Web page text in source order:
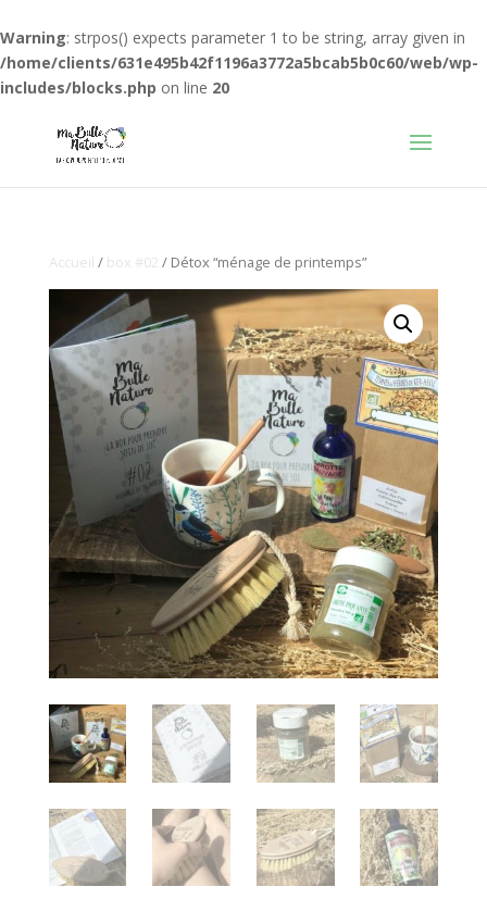
Warning: strpos() expects parameter 1 to be string, array given in
/home/clients/631e495b42f1196a3772a5bcab5b0c60/web/wp-
includes/blocks.php on line 20
Accueil / box #02 / Détox “ménage de printemps”